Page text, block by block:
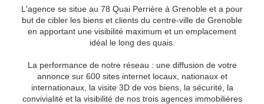
L'agence se situe au 78 Quai Perrière à Grenoble et a pour
but de cibler les biens et clients du centre-ville de Grenoble
en apportant une visibilité maximum et un emplacement
idéal le long des quais.
La performance de notre réseau : une diffusion de votre
annonce sur 600 sites internet locaux, nationaux et
internationaux, la visite 3D de vos biens, la sécurité, la
convivialité et la visibilité de nostrois agences immobilières